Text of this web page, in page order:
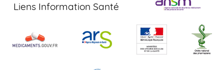
Liens Information Santé